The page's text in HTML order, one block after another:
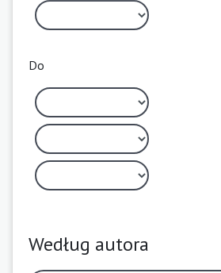
Do
Według autora